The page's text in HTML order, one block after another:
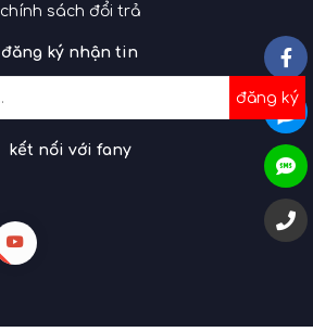
chính sách đổi trả
đăng ký nhận tin
đăng ký
kết nối với fany